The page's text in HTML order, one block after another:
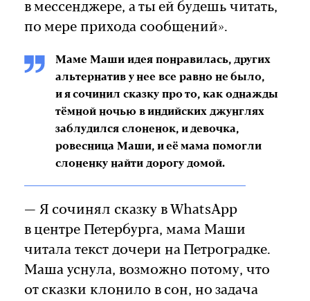
в мессенджере, а ты ей будешь читать,
по мере прихода сообщений».
Маме Маши идея понравилась, других
альтернатив у нее все равно не было,
и я сочинил сказку про то, как однажды
тёмной ночью в индийских джунглях
заблудился слоненок, и девочка,
ровесница Маши, и её мама помогли
слоненку найти дорогу домой.
— Я сочинял сказку в WhatsApp
в центре Петербурга, мама Маши
читала текст дочери на Петроградке.
Маша уснула, возможно потому, что
от сказки клонило в сон, но задача